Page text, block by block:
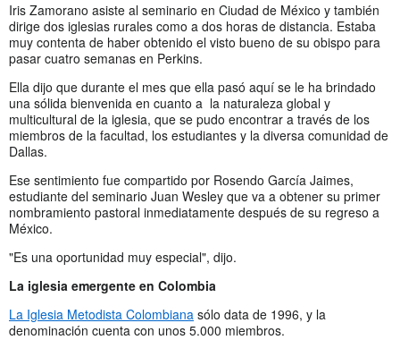
Iris Zamorano asiste al seminario en Ciudad de México y también
dirige dos iglesias rurales como a dos horas de distancia. Estaba
muy contenta de haber obtenido el visto bueno de su obispo para
pasar cuatro semanas en Perkins.
Ella dijo que durante el mes que ella pasó aquí se le ha brindado
una sólida bienvenida en cuanto a la naturaleza global y
multicultural de la iglesia, que se pudo encontrar a través de los
miembros de la facultad, los estudiantes y la diversa comunidad de
Dallas.
Ese sentimiento fue compartido por Rosendo García Jaimes,
estudiante del seminario Juan Wesley que va a obtener su primer
nombramiento pastoral inmediatamente después de su regreso a
México.
"Es una oportunidad muy especial", dijo.
La iglesia emergente en Colombia
La Iglesia Metodista Colombiana sólo data de 1996, y la
denominación cuenta con unos 5.000 miembros.